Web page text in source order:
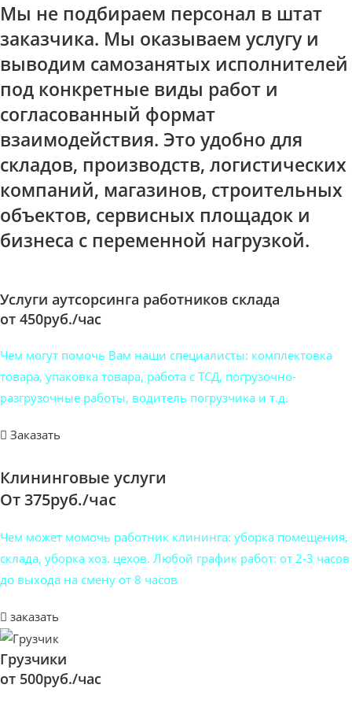
Мы не подбираем персонал в штат
заказчика. Мы оказываем услугу и
выводим самозанятых исполнителей
под конкретные виды работ и
согласованный формат
взаимодействия. Это удобно для
складов, производств, логистических
компаний, магазинов, строительных
объектов, сервисных площадок и
бизнеса с переменной нагрузкой.
Услуги аутсорсинга работников склада
от 450руб./час
Чем могут помочь Вам наши специалисты: комплектовка
товара, упаковка товара, работа с ТСД, погрузочно-
разгрузочные работы, водитель погрузчика и т.д.
Заказать
Клининговые услуги
От 375руб./час
Чем может момочь работник клининга: уборка помещения,
склада, уборка хоз. цехов. Любой график работ: от 2-3 часов
до выхода на смену от 8 часов
заказать
Грузчики
от 500руб./час